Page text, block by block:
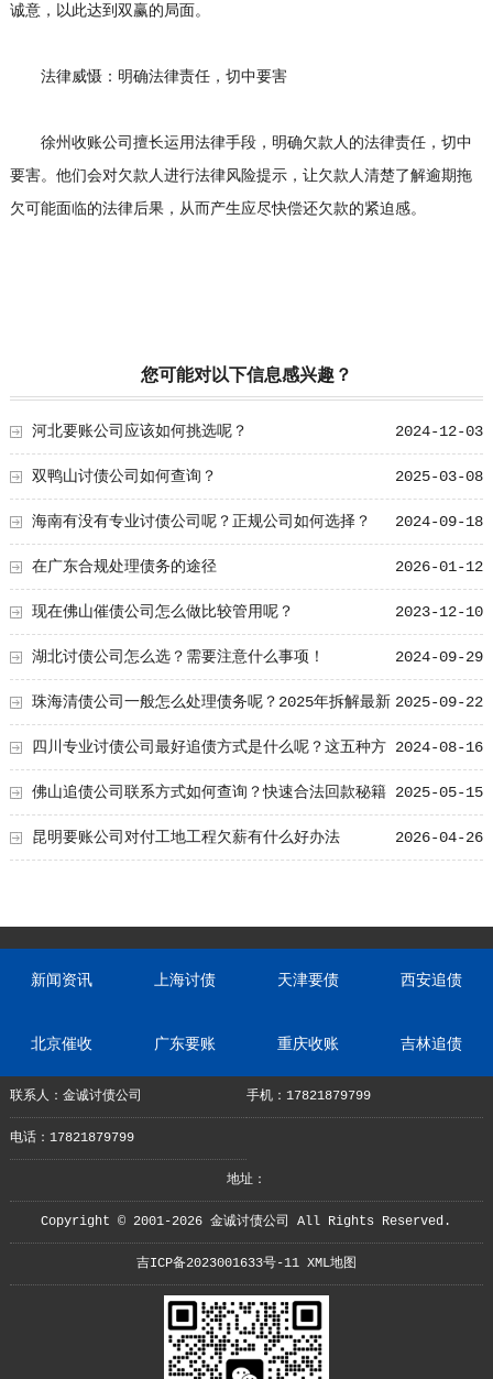
诚意，以此达到双赢的局面。
法律威慑：明确法律责任，切中要害
徐州收账公司擅长运用法律手段，明确欠款人的法律责任，切中
要害。他们会对欠款人进行法律风险提示，让欠款人清楚了解逾期拖
欠可能面临的法律后果，从而产生应尽快偿还欠款的紧迫感。
您可能对以下信息感兴趣？
2024-12-03
河北要账公司应该如何挑选呢？
2025-03-08
双鸭山讨债公司如何查询？
2024-09-18
海南有没有专业讨债公司呢？正规公司如何选择？
2026-01-12
在广东合规处理债务的途径
2023-12-10
现在佛山催债公司怎么做比较管用呢？
2024-09-29
湖北讨债公司怎么选？需要注意什么事项！
2025-09-22
珠海清债公司一般怎么处理债务呢？2025年拆解最新
流程和常用合法方法 2024-08-16
四川专业讨债公司最好追债方式是什么呢？这五种方
式值得学习！ 2025-05-15
佛山追债公司联系方式如何查询？快速合法回款秘籍
2026-04-26
昆明要账公司对付工地工程欠薪有什么好办法
新闻资讯 上海讨债 天津要债 西安追债
北京催收 广东要账 重庆收账 吉林追债
联系人：金诚讨债公司 手机：17821879799
电话：17821879799
地址：
Copyright © 2001-2026 金诚讨债公司 All Rights Reserved.
吉ICP备2023001633号-11 XML地图